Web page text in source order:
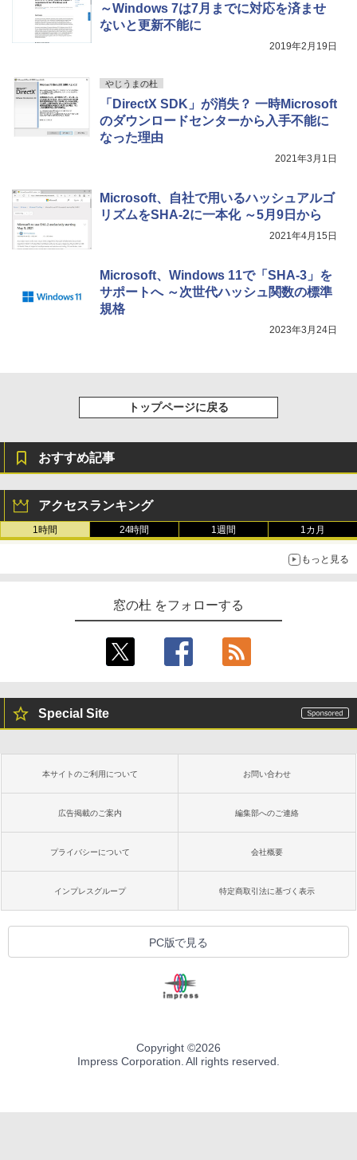
11インチカラーディスプレイ、64GBスト
レージ、ノート機能搭載、明るさ自動調
￥115,980
～Windows 7は7月までに対応を済ませ
ないと更新不能に
2019年2月19日
やじうまの杜
「DirectX SDK」が消失？ 一時Microsoft
のダウンロードセンターから入手不能に
なった理由
2021年3月1日
Microsoft、自社で用いるハッシュアルゴ
リズムをSHA-2に一本化 ～5月9日から
2021年4月15日
Microsoft、Windows 11で「SHA-3」を
サポートへ ～次世代ハッシュ関数の標準
規格
2023年3月24日
トップページに戻る
おすすめ記事
アクセスランキング
1時間 24時間 1週間 1カ月
もっと見る
窓の杜 をフォローする
Special Site
本サイトのご利用について お問い合わせ
広告掲載のご案内 編集部へのご連絡
プライバシーについて 会社概要
インプレスグループ 特定商取引法に基づく表示
PC版で見る
Copyright ©2026
Impress Corporation. All rights reserved.